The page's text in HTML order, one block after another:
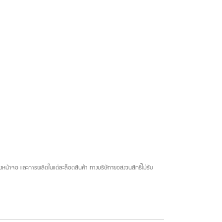
หน้าจอ และการผลิตในแต่ละล็อตสินค้า ทางบริษัทฯขอสงวนสิทธิ์ไม่รับ